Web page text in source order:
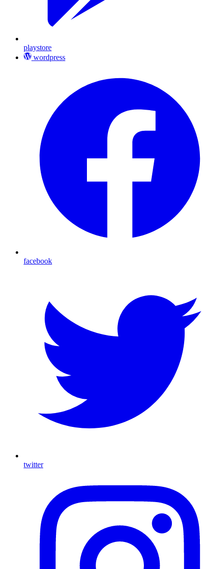
playstore
wordpress
facebook
twitter